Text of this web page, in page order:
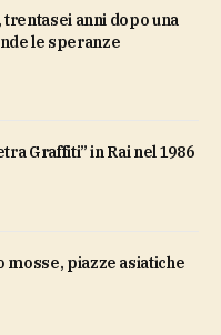
le speranze
Graffiti” in Rai nel 1986